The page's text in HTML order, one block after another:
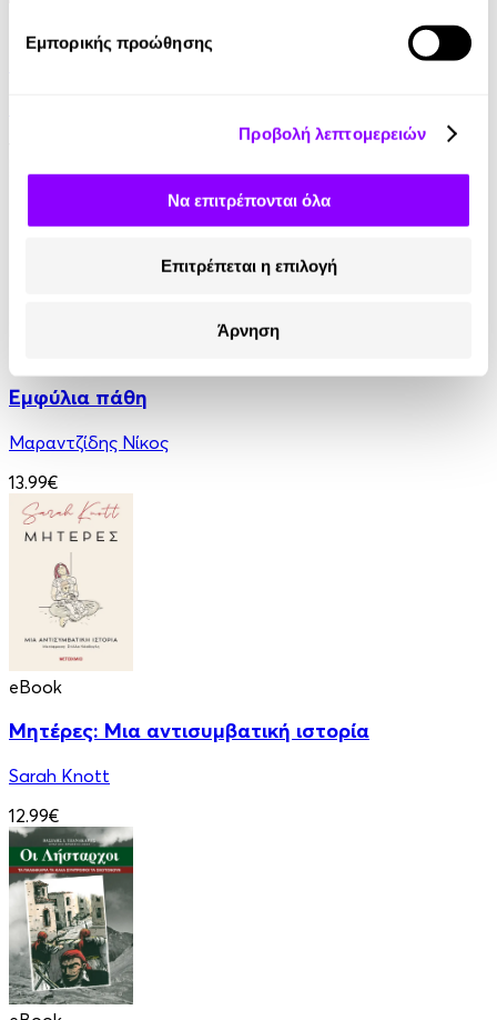
Εμπορικής προώθησης
Προβολή λεπτομερειών
Να επιτρέπονται όλα
Επιτρέπεται η επιλογή
Άρνηση
Εμφύλια πάθη
Μαραντζίδης Νίκος
13.99€
eBook
Μητέρες: Μια αντισυμβατική ιστορία
Sarah Knott
12.99€